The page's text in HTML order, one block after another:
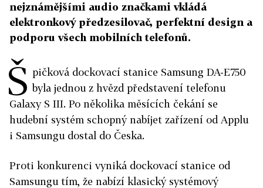
nejznámějšími audio značkami vkládá
elektronkový předzesilovač, perfektní design a
podporu všech mobilních telefonů.
Š pičková dockovací stanice Samsung DA-E750
byla jednou z hvězd představení telefonu
Galaxy S III. Po několika měsících čekání se
hudební systém schopný nabíjet zařízení od Applu
i Samsungu dostal do Česka.
Proti konkurenci vyniká dockovací stanice od
Samsungu tím, že nabízí klasický systémový